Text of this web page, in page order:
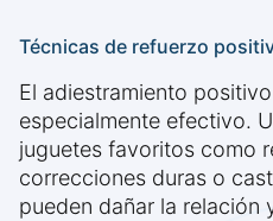
Técnicas de refuerzo
El adiestramiento
especialmente efectivo.
juguetes favoritos como
correcciones duras o
pueden dañar la relación